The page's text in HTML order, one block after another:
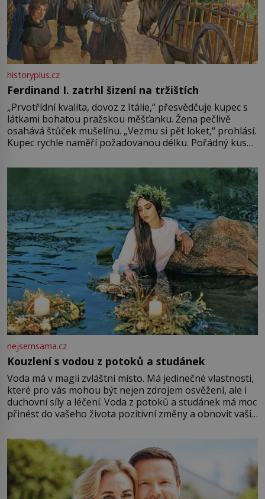
historyplus.cz
Ferdinand I. zatrhl šizení na tržištích
„Prvotřídní kvalita, dovoz z Itálie,“ přesvědčuje kupec s
látkami bohatou pražskou měšťanku. Žena pečlivě
osahává štůček mušelínu. „Vezmu si pět loket,“ prohlásí.
Kupec rychle naměří požadovanou délku. Pořádný kus
milostpaní. Stačí jenom na sukni,“ zhodnotí švadlena
množství růžového mušelínu. „Ošidili vás, podívejte.“
Vezme do ruky dřevěnou
nejsemsama.cz
Kouzlení s vodou z potoků a studánek
Voda má v magii zvláštní místo. Má jedinečné vlastnosti,
které pro vás mohou být nejen zdrojem osvěžení, ale i
duchovní síly a léčení. Voda z potoků a studánek má moc
přinést do vašeho života pozitivní změny a obnovit vaši
můžete obohatit své rituály a přinést do svého života
větší harmonii a klid. Je důležité